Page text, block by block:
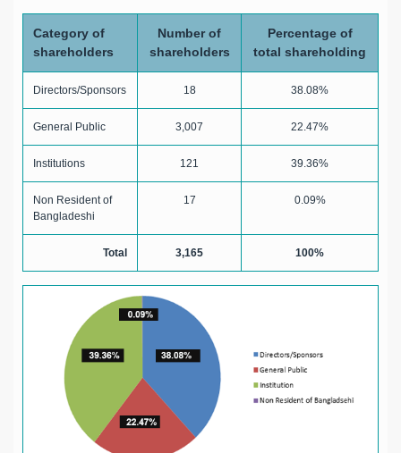
Category of
shareholders
Number of
shareholders
Percentage of
total shareholding
Directors/Sponsors 18 38.08%
General Public 3,007 22.47%
Institutions 121 39.36%
Non Resident of
Bangladeshi
17 0.09%
Total 3,165 100%